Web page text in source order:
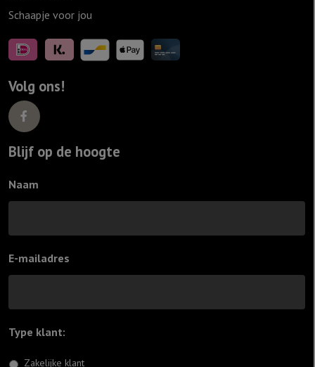
Schaapje voor jou
Volg ons!
Blijf op de hoogte
Naam
E-mailadres
Type klant:
Zakelijke klant